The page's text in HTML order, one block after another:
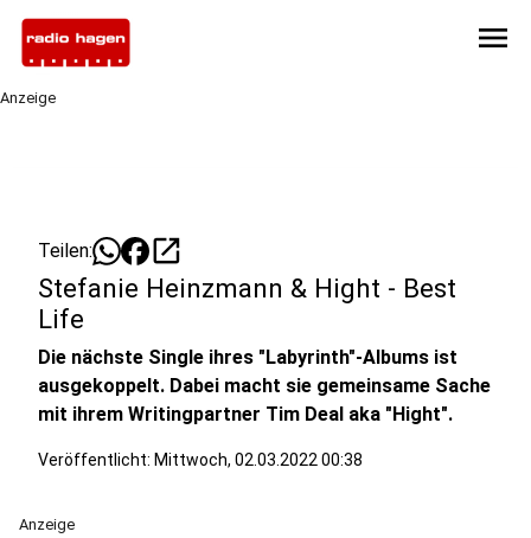
menu
Anzeige
Teilen: open_in_new
Stefanie Heinzmann & Hight - Best
Life
Die nächste Single ihres "Labyrinth"-Albums ist
ausgekoppelt. Dabei macht sie gemeinsame Sache
mit ihrem Writingpartner Tim Deal aka "Hight".
Veröffentlicht: Mittwoch, 02.03.2022 00:38
Anzeige